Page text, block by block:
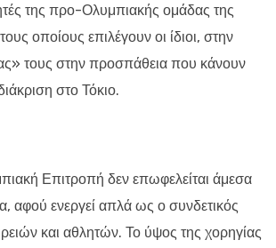
της προ-Ολυμπιακής ομάδας της
οποίους επιλέγουν οι ίδιοι, στην
τους στην προσπάθεια που κάνουν
στο Τόκιο.
Επιτροπή δεν επωφελείται άμεσα
αφού ενεργεί απλά ως ο συνδετικός
και αθλητών. Το ύψος της χορηγίας